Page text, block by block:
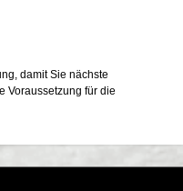
damit Sie nächste
Voraussetzung für die